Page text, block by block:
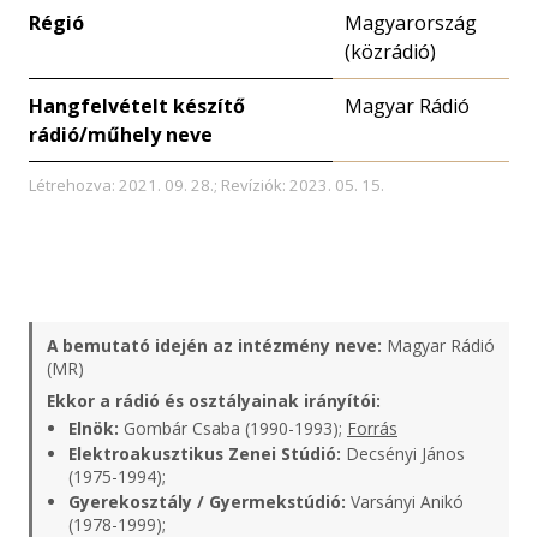
Régió
Magyarország
(közrádió)
Hangfelvételt készítő
rádió/műhely neve
Magyar Rádió
Létrehozva: 2021. 09. 28.; Revíziók: 2023. 05. 15.
A bemutató idején az intézmény neve: Magyar Rádió
(MR)
Ekkor a rádió és osztályainak irányítói:
Elnök: Gombár Csaba (1990-1993); Forrás
Elektroakusztikus Zenei Stúdió: Decsényi János
(1975-1994);
Gyerekosztály / Gyermekstúdió: Varsányi Anikó
(1978-1999);